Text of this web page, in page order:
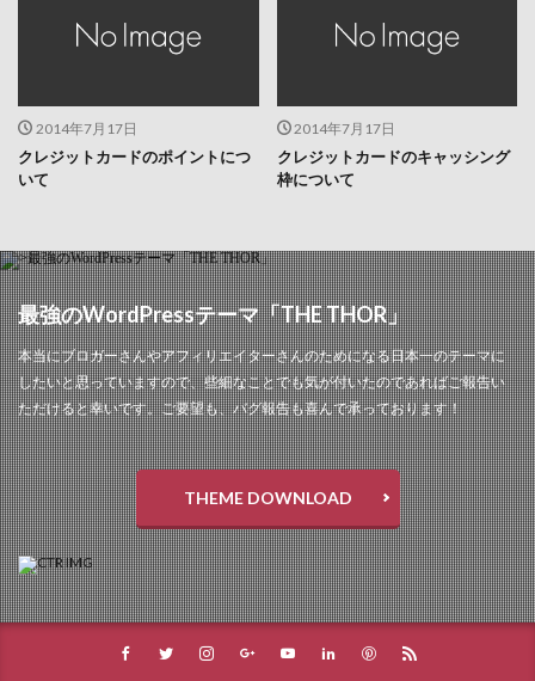
2014年7月17日
クレジットカードのポイントにつ
いて
2014年7月17日
クレジットカードのキャッシング
枠について
最強のWordPressテーマ「THE THOR」
本当にブロガーさんやアフィリエイターさんのためになる日本一のテーマに
したいと思っていますので、些細なことでも気が付いたのであればご報告い
ただけると幸いです。ご要望も、バグ報告も喜んで承っております！
THEME DOWNLOAD